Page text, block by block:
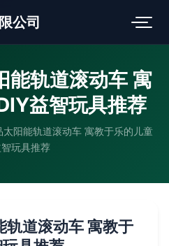
公司
能轨道滚动车 寓
益智玩具推荐
太阳能轨道滚动车 寓教于乐的儿童
玩具推荐
轨道滚动车 寓教于